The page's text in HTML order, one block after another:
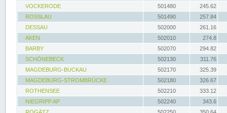
VOCKERODE
501480
245.62
ROSSLAU
501490
257.84
DESSAU
502000
261.16
AKEN
502010
274.8
BARBY
502070
294.82
SCHÖNEBECK
502130
311.76
MAGDEBURG-BUCKAU
502170
325.39
MAGDEBURG-STROMBRÜCKE
502180
326.67
ROTHENSEE
502210
333.12
NIEGRIPP AP
502240
343.6